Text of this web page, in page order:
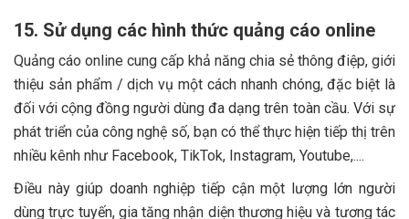
15. Sử dụng các hình thức quảng cáo online
Quảng cáo online cung cấp khả năng chia sẻ thông điệp, giới
thiệu sản phẩm / dịch vụ một cách nhanh chóng, đặc biệt là
đối với cộng đồng người dùng đa dạng trên toàn cầu. Với sự
phát triển của công nghệ số, bạn có thể thực hiện tiếp thị trên
nhiều kênh như Facebook, TikTok, Instagram, Youtube,....
Điều này giúp doanh nghiệp tiếp cận một lượng lớn người
dùng trực tuyến, gia tăng nhận diện thương hiệu và tương tác